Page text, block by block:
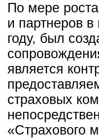
По мере
и партнеров
году, был
является
страховых
«Страхового